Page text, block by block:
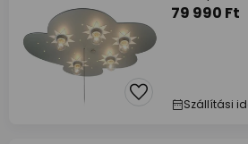
79 990 Ft
Szállítási